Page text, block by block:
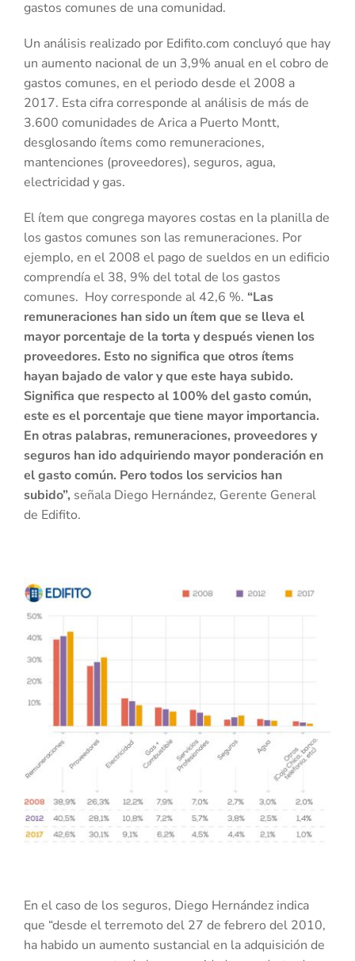
gastos comunes de una comunidad.
Un análisis realizado por Edifito.com concluyó que hay
un aumento nacional de un 3,9% anual en el cobro de
gastos comunes, en el periodo desde el 2008 a
2017. Esta cifra corresponde al análisis de más de
3.600 comunidades de Arica a Puerto Montt,
desglosando ítems como remuneraciones,
mantenciones (proveedores), seguros, agua,
electricidad y gas.
El ítem que congrega mayores costas en la planilla de
los gastos comunes son las remuneraciones. Por
ejemplo, en el 2008 el pago de sueldos en un edificio
comprendía el 38, 9% del total de los gastos
comunes. Hoy corresponde al 42,6 %. “Las
remuneraciones han sido un ítem que se lleva el
mayor porcentaje de la torta y después vienen los
proveedores. Esto no significa que otros ítems
hayan bajado de valor y que este haya subido.
Significa que respecto al 100% del gasto común,
este es el porcentaje que tiene mayor importancia.
En otras palabras, remuneraciones, proveedores y
seguros han ido adquiriendo mayor ponderación en
el gasto común. Pero todos los servicios han
subido”, señala Diego Hernández, Gerente General
de Edifito.
En el caso de los seguros, Diego Hernández indica
que “desde el terremoto del 27 de febrero del 2010,
ha habido un aumento sustancial en la adquisición de